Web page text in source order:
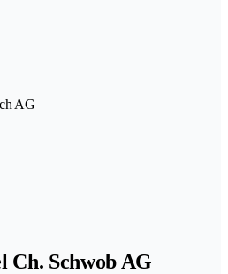
AG
Ch. Schwob AG